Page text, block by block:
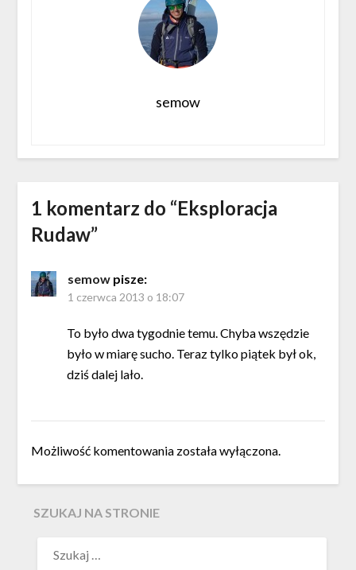
semow
1 komentarz do “Eksploracja
Rudaw”
semow pisze:
1 czerwca 2013 o 18:07
To było dwa tygodnie temu. Chyba wszędzie
było w miarę sucho. Teraz tylko piątek był ok,
dziś dalej lało.
Możliwość komentowania została wyłączona.
SZUKAJ NA STRONIE